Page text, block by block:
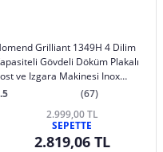
Grilliant 1349H 4 Dilim
Gövdeli Döküm Plakalı
ve Izgara Makinesi Inox
(67)
2.999,00 TL
SEPETTE
2.819,06 TL